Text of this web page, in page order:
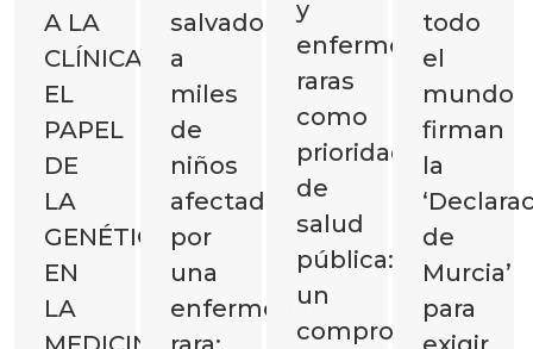
A LA
CLÍNICA:
EL
PAPEL
DE
LA
GENÉTICA
EN
LA
salvado
a
miles
de
niños
afectados
por
una
enfermedad
y
enfermedades
raras
como
prioridad
de
salud
pública:
un
compromiso
todo
el
mundo
firman
la
de
Murcia’
para